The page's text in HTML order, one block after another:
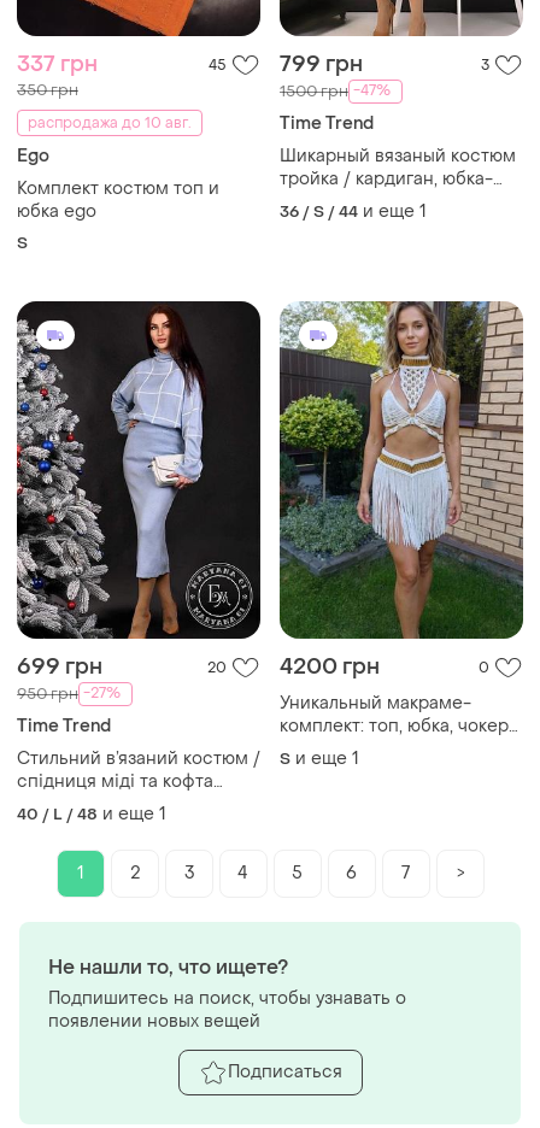
337 грн 45
350 грн
распродажа до 10 авг.
Ego
Комплект костюм топ и
юбка ego
S
799 грн 3
1500 грн -47%
Time Trend
Шикарный вязаный костюм
тройка / кардиган, юбка-
миди и топ / бирюзовый
36 / S / 44 и еще 1
699 грн 20
950 грн -27%
Time Trend
Стильний в’язаний костюм /
спідниця міді та кофта
oversize / розміри
40 / L / 48 и еще 1
4200 грн 0
Уникальный макраме-
комплект: топ, юбка, чокер
с золотыми вставками
S и еще 1
1 2 3 4 5 6 7 >
Не нашли то, что ищете?
Подпишитесь на поиск, чтобы узнавать о
появлении новых вещей
Подписаться